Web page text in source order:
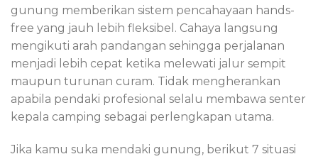
gunung memberikan sistem pencahayaan hands-
free yang jauh lebih fleksibel. Cahaya langsung
mengikuti arah pandangan sehingga perjalanan
menjadi lebih cepat ketika melewati jalur sempit
maupun turunan curam. Tidak mengherankan
apabila pendaki profesional selalu membawa senter
kepala camping sebagai perlengkapan utama.
Jika kamu suka mendaki gunung, berikut 7 situasi